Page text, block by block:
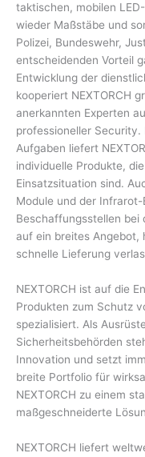
taktischen, mobilen
wieder Maßstäbe und
Polizei, Bundeswehr,
entscheidenden Vorteil
Entwicklung der
kooperiert NEXTORCH
anerkannten Experten
professioneller
Aufgaben liefert
individuelle Produkte,
Einsatzsituation sind.
Module und der
Beschaffungsstellen bei
auf ein breites Angebot,
schnelle Lieferung
NEXTORCH ist auf die
Produkten zum Schutz
spezialisiert. Als
Sicherheitsbehörden
Innovation und setzt
breite Portfolio für
NEXTORCH zu einem
maßgeschneiderte
NEXTORCH liefert